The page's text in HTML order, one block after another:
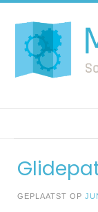
naar
inhoud
GEPLAATST OP